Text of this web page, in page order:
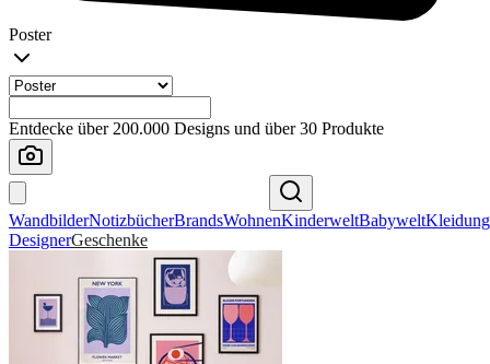
Poster
Entdecke über 200.000 Designs und über 30 Produkte
WandbilderNotizbücherBrandsWohnenKinderweltBabyweltKleidung
DesignerGeschenke